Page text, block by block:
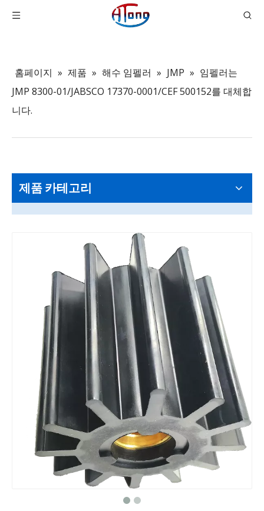
홈페이지 » 제품 » 해수 임펠러 » JMP » 임펠러는
JMP 8300-01/JABSCO 17370-0001/CEF 500152를 대체합
니다.
제품 카테고리